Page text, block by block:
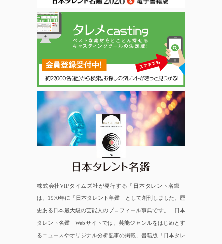
日本タレント名鑑
株式会社VIPタイムズ社が発行する「日本タレント名鑑」
は、1970年に「日本タレント年鑑」として創刊しました。歴
史ある日本最大級の芸能人のプロフィール事典です。「日本
タレント名鑑」Webサイトでは、芸能ジャンルをはじめとす
るニュースやオリジナル分析記事の掲載、書籍版「日本タレ